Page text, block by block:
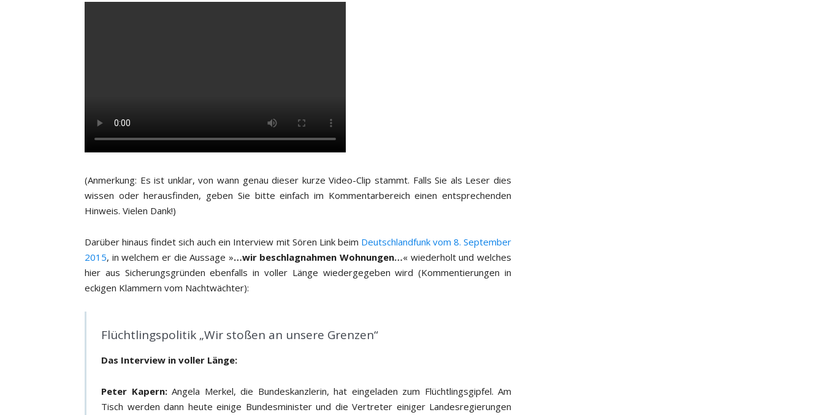
(Anmerkung: Es ist unklar, von wann genau dieser kurze Video-Clip stammt. Falls Sie als Leser dies
wissen oder herausfinden, geben Sie bitte einfach im Kommentarbereich einen entsprechenden
Hinweis. Vielen Dank!)
Darüber hinaus findet sich auch ein Interview mit Sören Link beim Deutschlandfunk vom 8. September
2015, in welchem er die Aussage »…wir beschlagnahmen Wohnungen…« wiederholt und welches
hier aus Sicherungsgründen ebenfalls in voller Länge wiedergegeben wird (Kommentierungen in
eckigen Klammern vom Nachtwächter):
Flüchtlingspolitik „Wir stoßen an unsere Grenzen“
Das Interview in voller Länge:
Peter Kapern:Angela Merkel, die Bundeskanzlerin, hat eingeladen zum Flüchtlingsgipfel. Am
Tisch werden dann heute einige Bundesminister und die Vertreter einiger Landesregierungen